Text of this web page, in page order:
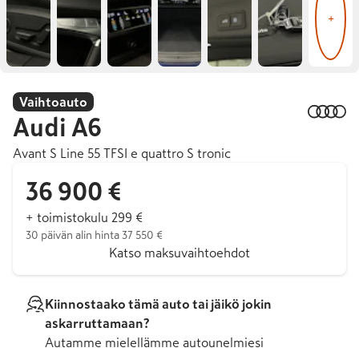
+
Vaihtoauto
Audi A6
Avant S Line 55 TFSI e quattro S tronic
36 900 €
+ toimistokulu 299 €
30 päivän alin hinta 37 550 €
Katso maksuvaihtoehdot
Kiinnostaako tämä auto tai jäikö jokin
askarruttamaan?
Autamme mielellämme autounelmiesi